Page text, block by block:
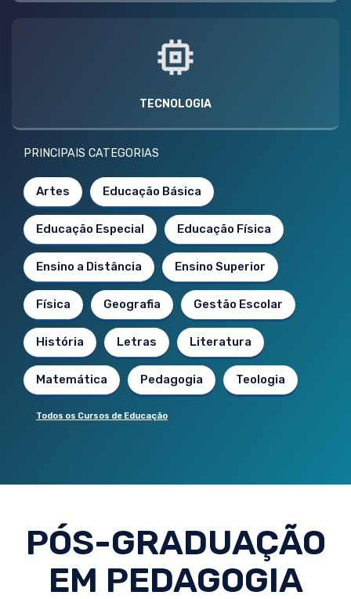
TECNOLOGIA
PRINCIPAIS CATEGORIAS
Artes Educação Básica
Educação Especial Educação Física
Ensino a Distância Ensino Superior
Física Geografia Gestão Escolar
História Letras Literatura
Matemática Pedagogia Teologia
Todos os Cursos de Educação
PÓS-GRADUAÇÃO
EM PEDAGOGIA